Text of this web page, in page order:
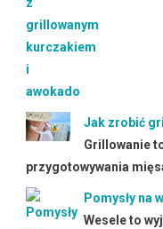
Jak zrobić
Grillowanie
przygotowywania
Pomysły na
Wesele to